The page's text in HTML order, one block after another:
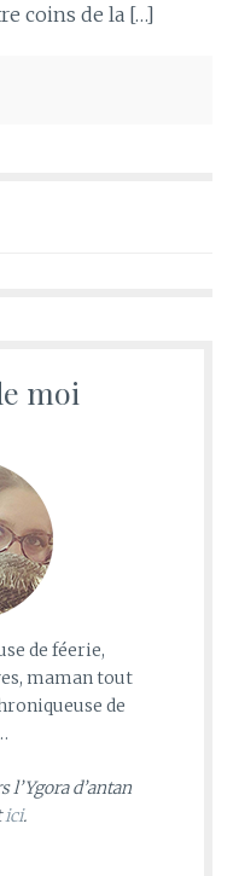
coins de la […]
moi
de féerie,
maman tout
de
l’Ygora d’antan
ici.